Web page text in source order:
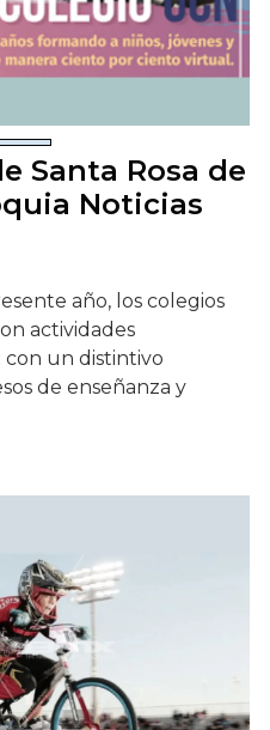
Santa Rosa de
Noticias
año, los colegios
actividades
con un distintivo
de enseñanza y